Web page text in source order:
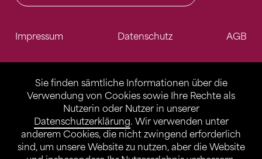
Sie finden sämtliche Informationen über die
Verwendung von Cookies sowie Ihre Rechte als
Nutzerin oder Nutzer in unserer
Datenschutzerklärung. Wir verwenden unter
anderem Cookies, die nicht zwingend erforderlich
sind, um unsere Website zu nutzen, aber die Website
Impressum Datenschutz AGB